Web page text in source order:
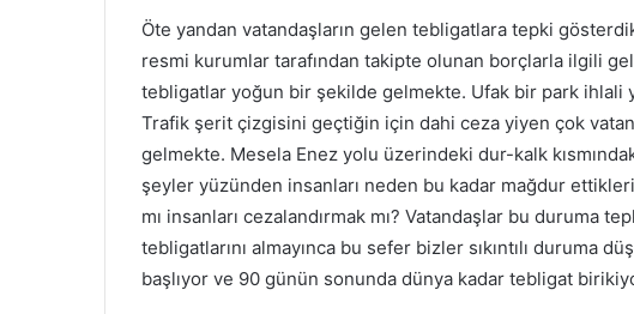
Öte yandan vatandaşların gelen tebligatlara tepki
resmi kurumlar tarafından takipte olunan borçlarla ilgili
tebligatlar yoğun bir şekilde gelmekte. Ufak bir park ihlali
Trafik şerit çizgisini geçtiğin için dahi ceza yiyen çok
gelmekte. Mesela Enez yolu üzerindeki dur-kalk
şeyler yüzünden insanları neden bu kadar mağdur
mı insanları cezalandırmak mı? Vatandaşlar bu duruma
tebligatlarını almayınca bu sefer bizler sıkıntılı duruma
başlıyor ve 90 günün sonunda dünya kadar tebligat